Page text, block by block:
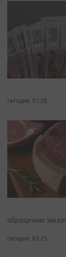
сегодня, 01:28
обращению
сегодня, 03:25